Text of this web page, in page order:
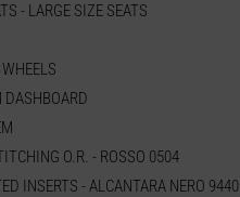
- LARGE SIZE SEATS
DASHBOARD
O.R. - ROSSO 0504
INSERTS - ALCANTARA NERO 9440